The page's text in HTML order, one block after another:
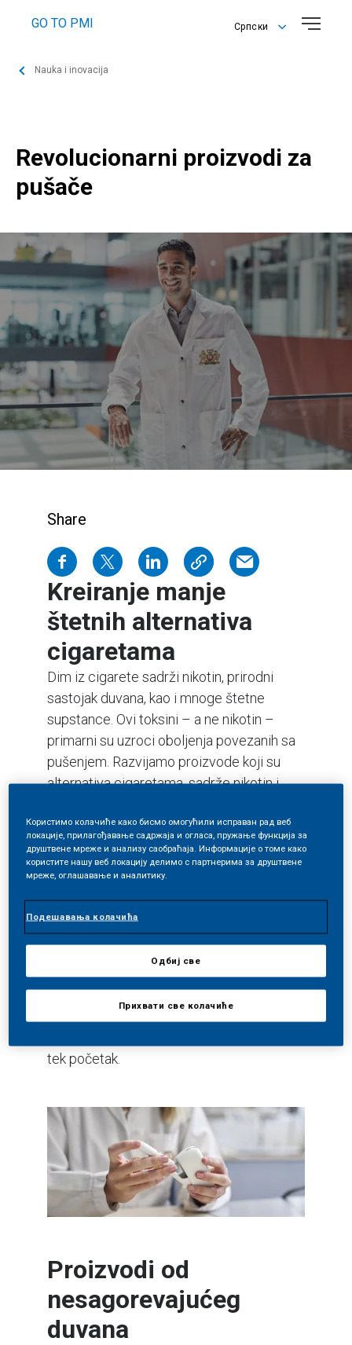
GO TO PMI
Српски
Nauka i inovacija
Revolucionarni proizvodi za
pušače
Share
Kreiranje manje
štetnih alternativa
cigaretama
Dim iz cigarete sadrži nikotin, prirodni
sastojak duvana, kao i mnoge štetne
supstance. Ovi toksini – a ne nikotin –
primarni su uzroci oboljenja povezanih sa
pušenjem. Razvijamo proizvode koji su
alternativa cigaretama, sadrže nikotin i
pušačima, ali bez duvanskog dima.
Fokusirani smo na dva načina kako da to
(paljenje) duvana. Prvi način podrazumeva
zagrevanje duvana kako bi se stvorila
nikotin, a pritom sa značajno smanjenim
nivoima štetnih supstanci u pari. Drugi
način podrazumeva stvaranje pare sa
tek početak.
Proizvodi od
nesagorevajućeg
duvana
Користимо колачиће како бисмо омогућили исправан рад веб
локације, прилагођавање садржаја и огласа, пружање функција за
друштвене мреже и анализу саобраћаја. Информације о томе како
користите нашу веб локацију делимо с партнерима за друштвене
мреже, оглашавање и аналитику.
Подешавања колачића
Одбиј све
Прихвати све колачиће